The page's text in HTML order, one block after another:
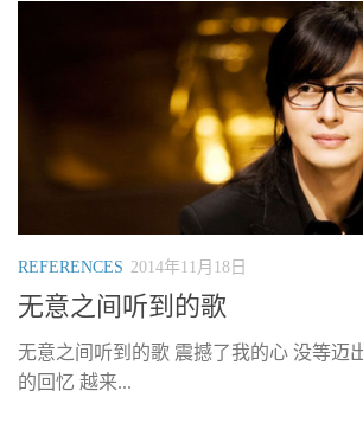
REFERENCES 2014年11月18日
无意之间听到的歌
无意之间听到的歌 震撼了我的心 没等迈
的回忆 越来...